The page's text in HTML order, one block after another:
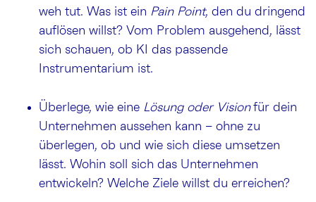
weh tut. Was ist ein Pain Point, den du dringend
auflösen willst? Vom Problem ausgehend, lässt
sich schauen, ob KI das passende
Instrumentarium ist.
Überlege, wie eine Lösung oder Vision für dein
Unternehmen aussehen kann – ohne zu
überlegen, ob und wie sich diese umsetzen
lässt. Wohin soll sich das Unternehmen
entwickeln? Welche Ziele willst du erreichen?